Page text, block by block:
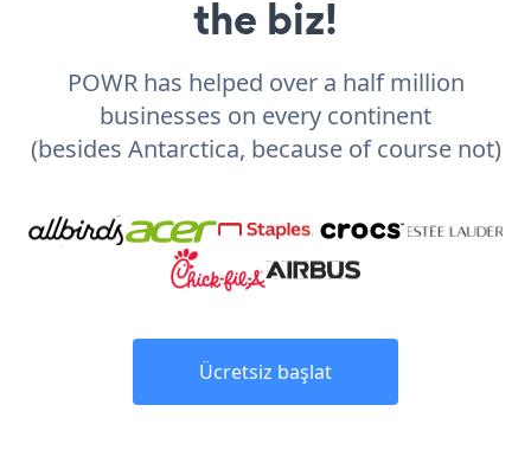
the biz!
POWR has helped over a half million
businesses on every continent
(besides Antarctica, because of course not)
Ücretsiz başlat